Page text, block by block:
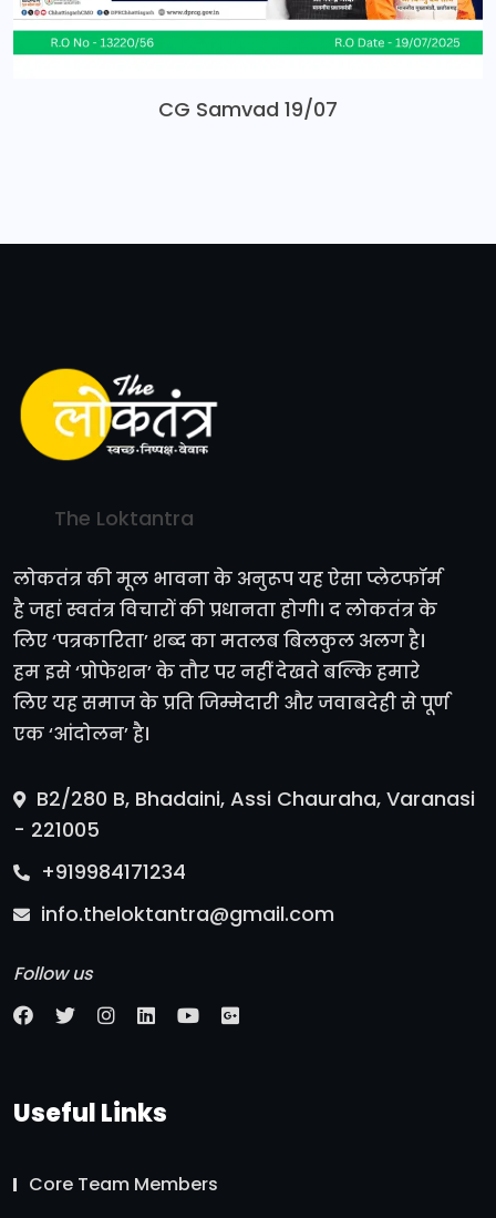
CG Samvad 19/07
The Loktantra
लोकतंत्र की मूल भावना के अनुरूप यह ऐसा प्लेटफॉर्म
है जहां स्वतंत्र विचारों की प्रधानता होगी। द लोकतंत्र के
लिए ‘पत्रकारिता’ शब्द का मतलब बिलकुल अलग है।
हम इसे ‘प्रोफेशन’ के तौर पर नहीं देखते बल्कि हमारे
लिए यह समाज के प्रति जिम्मेदारी और जवाबदेही से पूर्ण
एक ‘आंदोलन’ है।
B2/280 B, Bhadaini, Assi Chauraha, Varanasi
- 221005
+919984171234
info.theloktantra@gmail.com
Follow us
Useful Links
Core Team Members